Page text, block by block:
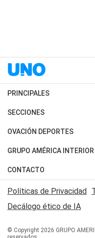
PRINCIPALES
Últimas Noticias
Política
Judiciales
Economia
SECCIONES
Horóscopo
Motores
Trucos caseros
Series y Películas
Edictos y Solicitadas
OVACIÓN DEPORTES
Fútbol
Mundial
Automovilismo
Rugby
Básquet
GRUPO AMÉRICA INTERIOR
Canal 7 en Vivo
San Juan 8
CONTACTO
Acerca de Nosotros
Contactanos
Políticas de Privacidad
Decálogo ético de IA
© Copyright 2026 GRUPO